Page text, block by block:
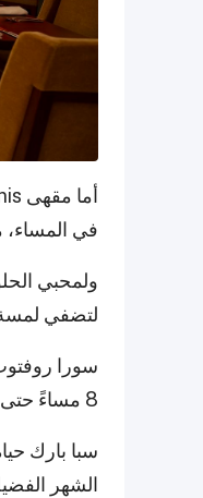
في المساء،
لتضفي
سورا
8 مساءً حتى 1 صباحاً، ويدعو الضيوف لتجربة قائمة الطعام التي تقدم رحلة مذاق استثنائية.
سبا بارك
الشهر